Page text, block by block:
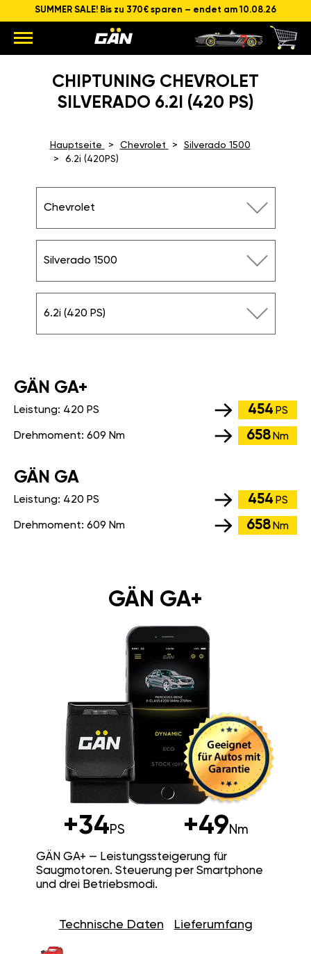
SUMMER SALE! Bis zu 370€ sparen – endet am 10.08.26
CHIPTUNING CHEVROLET
SILVERADO 6.2I (420 PS)
Hauptseite Chevrolet
Silverado 1500
6.2i (420PS)
Chevrolet
Silverado 1500
6.2i (420 PS)
GÄN GA+
Leistung: 420 PS 454 PS
Drehmoment: 609 Nm 658 Nm
GÄN GA
Leistung: 420 PS 454 PS
Drehmoment: 609 Nm 658 Nm
GÄN GA+
+34PS +49Nm
GÄN GA+ — Leistungssteigerung für
Saugmotoren. Steuerung per Smartphone
und drei Betriebsmodi.
Technische Daten Lieferumfang